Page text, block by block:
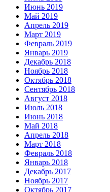
Июнь 2019
Май 2019
Апрель 2019
Март 2019
Февраль 2019
Январь 2019
Декабрь 2018
Ноябрь 2018
Октябрь 2018
Сентябрь 2018
Август 2018
Июль 2018
Июнь 2018
Май 2018
Апрель 2018
Март 2018
Февраль 2018
Январь 2018
Декабрь 2017
Ноябрь 2017
Октябрь 2017